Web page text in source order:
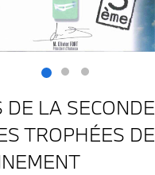
DE LA SECONDE
TROPHÉES DE